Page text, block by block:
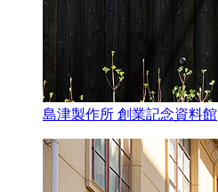
島津製作所 創業記念資料館